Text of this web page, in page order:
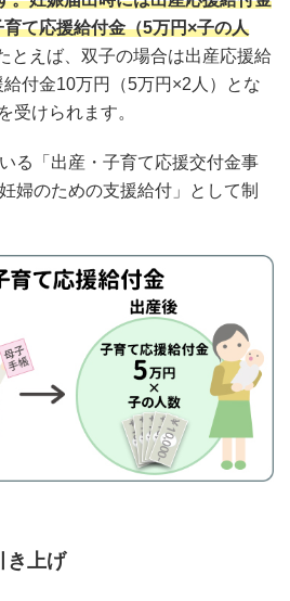
て応援給付金（5万円×子の人
とえば、双子の場合は出産応援給
付金10万円（5万円×2人）とな
受けられます。
る「出産・子育て応援交付金事
婦のための支援給付」として制
き上げ